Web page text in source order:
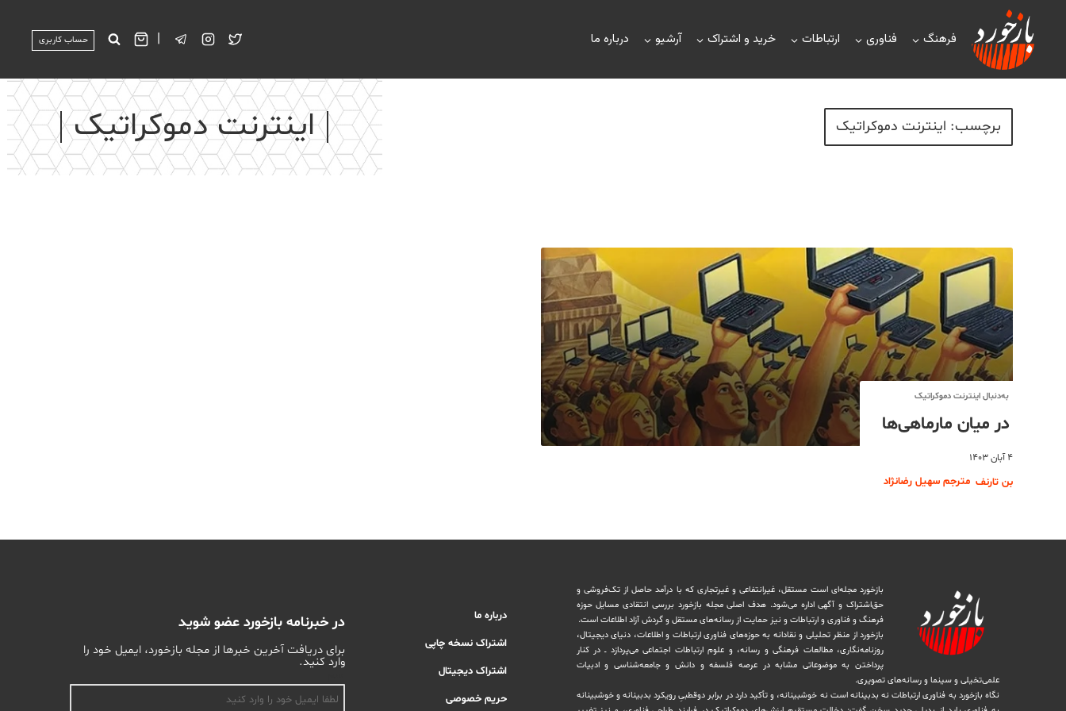
فرهنگ فناوری ارتباطات خرید و اشتراک آرشیو درباره ما | حساب کاربری
برچسب: اینترنت دموکراتیک اینترنت دموکراتیک
به‌دنبال اینترنت دموکراتیک
در میان مار‌ماهی‌ها
۴ آبان ۱۴۰۳
بن تارنف مترجم سهیل رضانژاد
بازخورد مجله‌ای است مستقل، غیرانتفاعی و غیرتجاری که با درآمد حاصل از تک‌فروشی و
حق‌اشتراک و آگهی اداره می‌شود. ‏هدف اصلی مجله بازخورد بررسی انتقادی مسایل حوزه
فرهنگ و فناوری و ارتباطات و نیز حمایت از رسانه‌های مستقل و‌ گردش ‏آزاد اطلاعات است.
بازخورد از منظر تحلیلی و نقادانه به حوزه‌های فناوری ارتباطات و اطلاعات، دنیای دیجیتال،
روزنامه‌نگاری، ‏مطالعات فرهنگی و رسانه، و علوم ارتباطات اجتماعی می‌پردازد ــ در کنار
پرداختن به موضوعاتی مشابه در عرصه فلسفه و دانش و ‏جامعه‌شناسی و ادبیات
علمی‌تخیلی و سینما و رسانه‌های تصویری.
نگاه بازخورد به فناوری ارتباطات نه بدبینانه است نه خوشبینانه، و تأکید دارد ‏در برابر دوقطبیِ رویکرد بدبینانه و خوشبینانه
درباره ما
اشتراک نسخه چاپی
اشتراک دیجیتال
حریم خصوصی
در خبرنامه بازخورد عضو شوید
برای دریافت آخرین خبرها از مجله بازخورد، ایمیل خود را
وارد کنید.